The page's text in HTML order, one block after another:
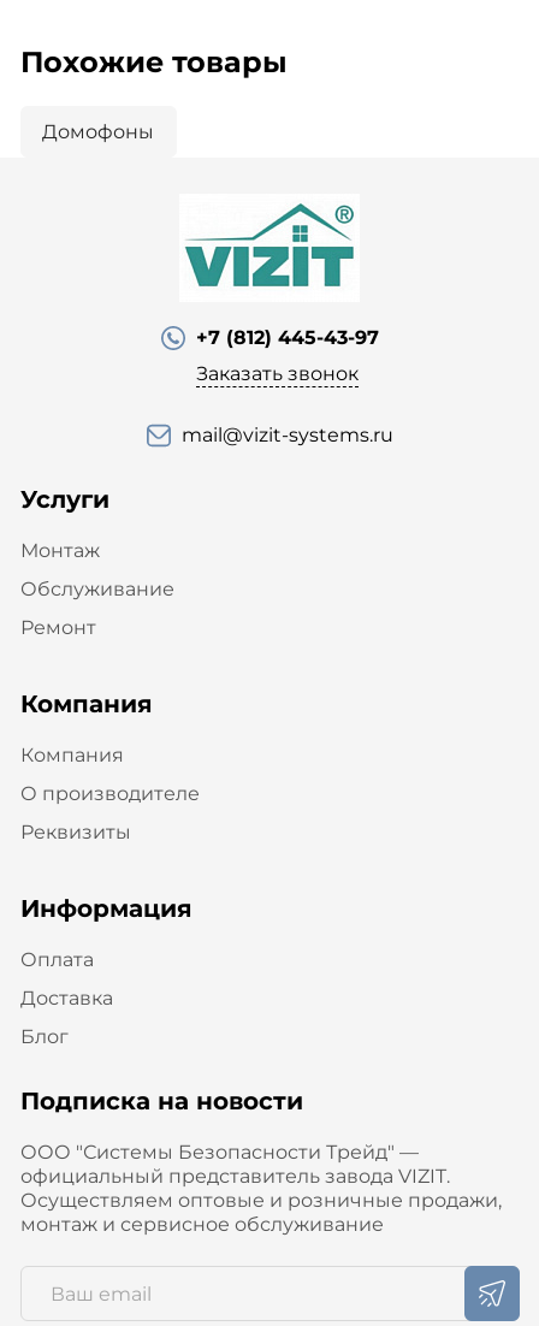
Похожие товары
Домофоны
+7 (812) 445-43-97
Заказать звонок
mail@vizit-systems.ru
Услуги
Монтаж
Обслуживание
Ремонт
Компания
Компания
О производителе
Реквизиты
Информация
Оплата
Доставка
Блог
Подписка на новости
ООО "Системы Безопасности Трейд" —
официальный представитель завода VIZIT.
Осуществляем оптовые и розничные продажи,
монтаж и сервисное обслуживание